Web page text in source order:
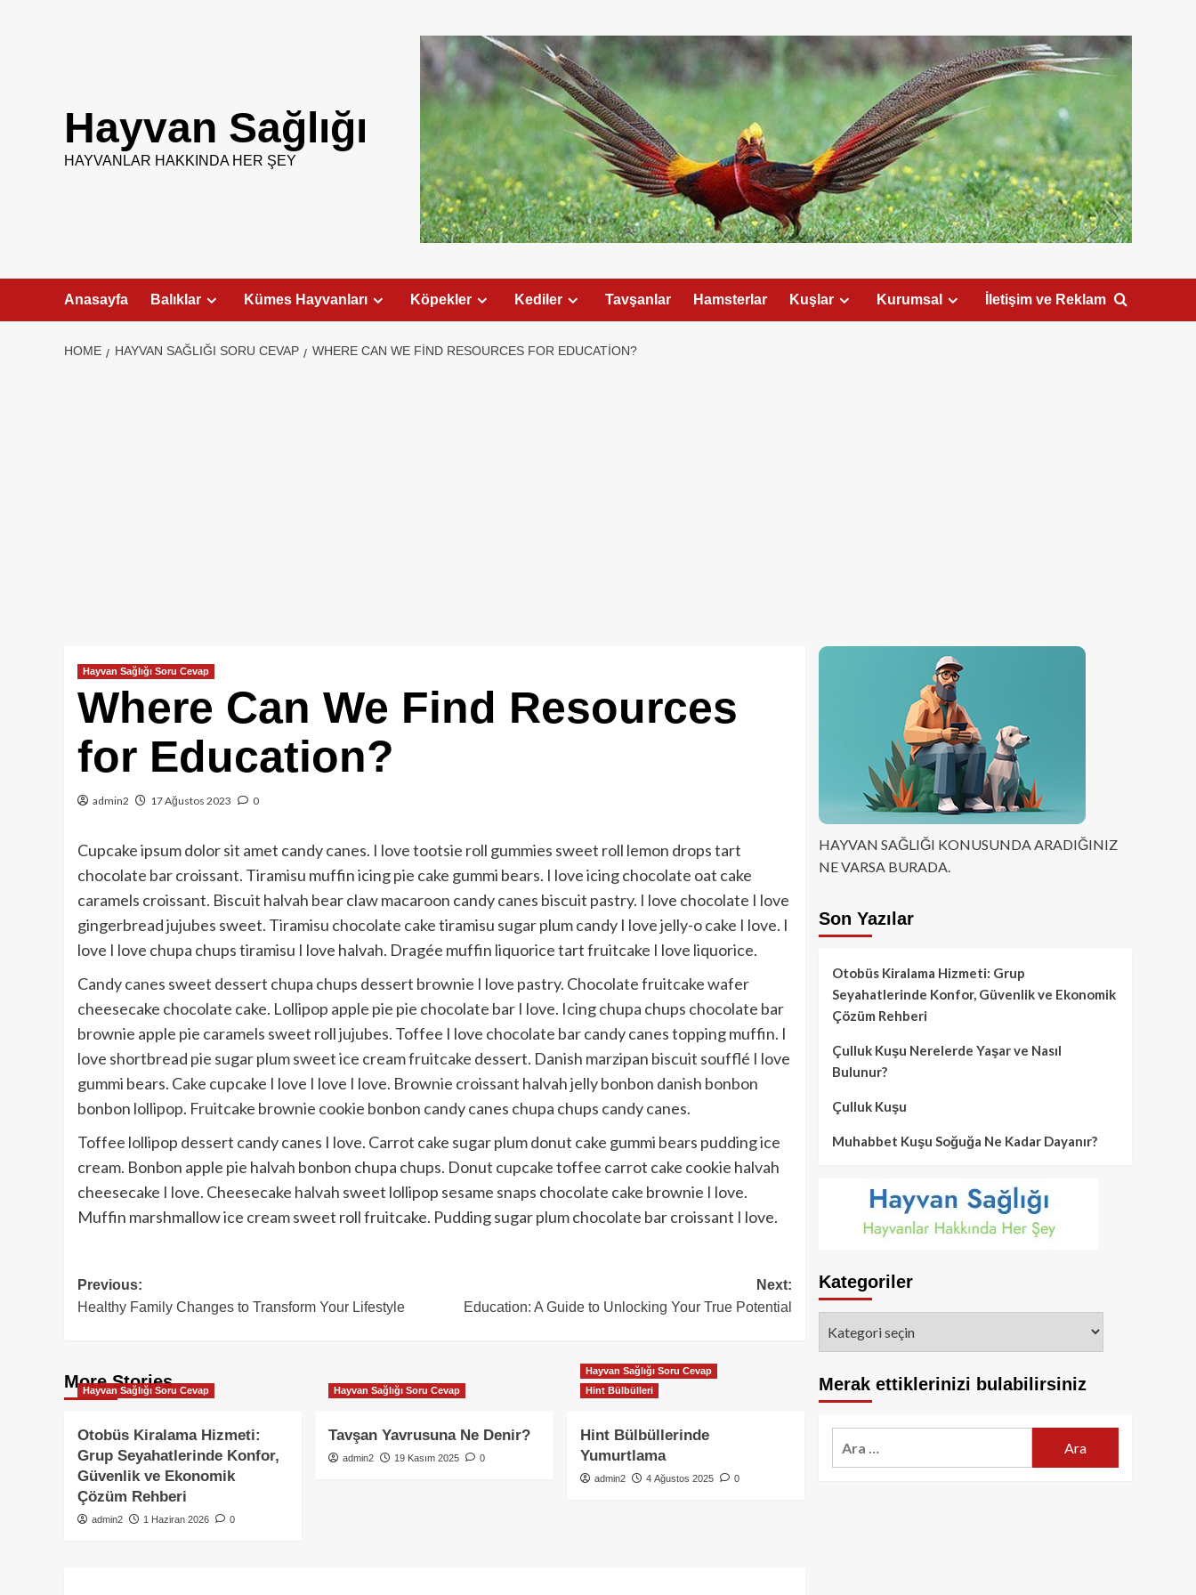
Hayvan Sağlığı
HAYVANLAR HAKKINDA HER ŞEY
Anasayfa Balıklar Kümes Hayvanları Köpekler Kediler Tavşanlar Hamsterlar Kuşlar Kurumsal İletişim ve Reklam
HOME HAYVAN SAĞLIĞI SORU CEVAP WHERE CAN WE FIND RESOURCES FOR EDUCATION?
Hayvan Sağlığı Soru Cevap
Where Can We Find Resources
for Education?
admin2 17 Ağustos 2023 0
Cupcake ipsum dolor sit amet candy canes. I love tootsie roll gummies sweet roll lemon drops tart
chocolate bar croissant. Tiramisu muffin icing pie cake gummi bears. I love icing chocolate oat cake
caramels croissant. Biscuit halvah bear claw macaroon candy canes biscuit pastry. I love chocolate I love
gingerbread jujubes sweet. Tiramisu chocolate cake tiramisu sugar plum candy I love jelly-o cake I love. I
love I love chupa chups tiramisu I love halvah. Dragée muffin liquorice tart fruitcake I love liquorice.
Candy canes sweet dessert chupa chups dessert brownie I love pastry. Chocolate fruitcake wafer
cheesecake chocolate cake. Lollipop apple pie pie chocolate bar I love. Icing chupa chups chocolate bar
brownie apple pie caramels sweet roll jujubes. Toffee I love chocolate bar candy canes topping muffin. I
love shortbread pie sugar plum sweet ice cream fruitcake dessert. Danish marzipan biscuit soufflé I love
gummi bears. Cake cupcake I love I love I love. Brownie croissant halvah jelly bonbon danish bonbon
bonbon lollipop. Fruitcake brownie cookie bonbon candy canes chupa chups candy canes.
Toffee lollipop dessert candy canes I love. Carrot cake sugar plum donut cake gummi bears pudding ice
cream. Bonbon apple pie halvah bonbon chupa chups. Donut cupcake toffee carrot cake cookie halvah
cheesecake I love. Cheesecake halvah sweet lollipop sesame snaps chocolate cake brownie I love.
Muffin marshmallow ice cream sweet roll fruitcake. Pudding sugar plum chocolate bar croissant I love.
Post
navigation
Previous:
Healthy Family Changes to Transform Your Lifestyle
Next:
Education: A Guide to Unlocking Your True Potential
More Stories
Hayvan Sağlığı Soru Cevap
Otobüs Kiralama Hizmeti:
Grup Seyahatlerinde Konfor,
Güvenlik ve Ekonomik
Çözüm Rehberi
admin2 1 Haziran 2026 0
Hayvan Sağlığı Soru Cevap
Tavşan Yavrusuna Ne Denir?
admin2 19 Kasım 2025 0
Hayvan Sağlığı Soru Cevap
Hint Bülbülleri
Hint Bülbüllerinde
Yumurtlama
admin2 4 Ağustos 2025 0
HAYVAN SAĞLIĞI KONUSUNDA ARADIĞINIZ
NE VARSA BURADA.
Son Yazılar
Otobüs Kiralama Hizmeti: Grup
Seyahatlerinde Konfor, Güvenlik ve Ekonomik
Çözüm Rehberi
Çulluk Kuşu Nerelerde Yaşar ve Nasıl
Bulunur?
Çulluk Kuşu
Muhabbet Kuşu Soğuğa Ne Kadar Dayanır?
Kategoriler
Merak ettiklerinizi bulabilirsiniz